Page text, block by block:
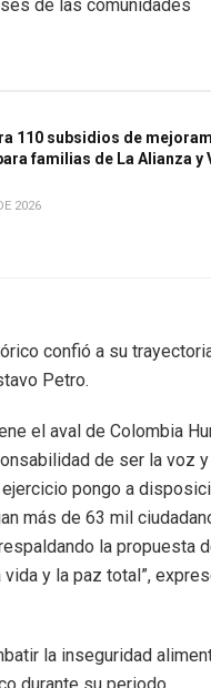
de las comunidades
110 subsidios de
familias de La Alianza y
2026
confió a su
Petro.
el aval de Colombia
de ser la voz y
pongo a
más de 63 mil
la propuesta
y la paz total”,
la inseguridad